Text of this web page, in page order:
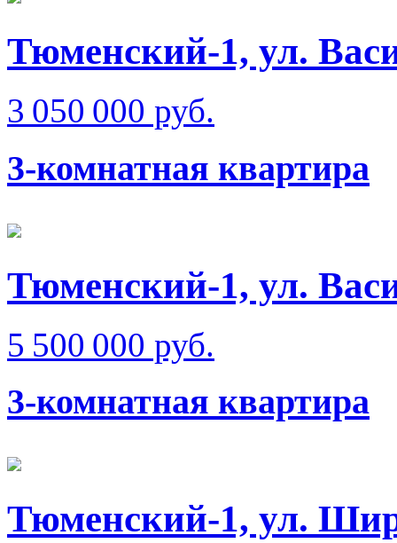
Тюменский-1, ул.
3 050 000 руб.
3-комнатная квартира
Тюменский-1, ул.
5 500 000 руб.
3-комнатная квартира
Тюменский-1, ул.